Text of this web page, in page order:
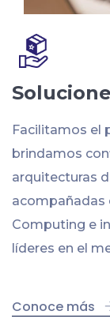
Facilitamos el
brindamos
arquitecturas
acompañadas
Computing e
líderes en el
Conoce más